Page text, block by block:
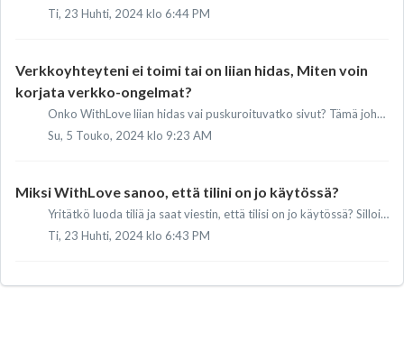
Ti, 23 Huhti, 2024 klo 6:44 PM
Verkkoyhteyteni ei toimi tai on liian hidas, Miten voin
korjata verkko-ongelmat?
Onko WithLove liian hidas vai puskuroituvatko sivut? Tämä johtuu usein heikosta tai huonosta verkkoyhteydestä. Videoiden puskurointi tai lataaminen kestää u...
Su, 5 Touko, 2024 klo 9:23 AM
Miksi WithLove sanoo, että tilini on jo käytössä?
Yritätkö luoda tiliä ja saat viestin, että tilisi on jo käytössä? Silloin sinulla on todennäköisesti jo tili tässä sähköpostiosoitteessa. Voit palauttaa sa...
Ti, 23 Huhti, 2024 klo 6:43 PM